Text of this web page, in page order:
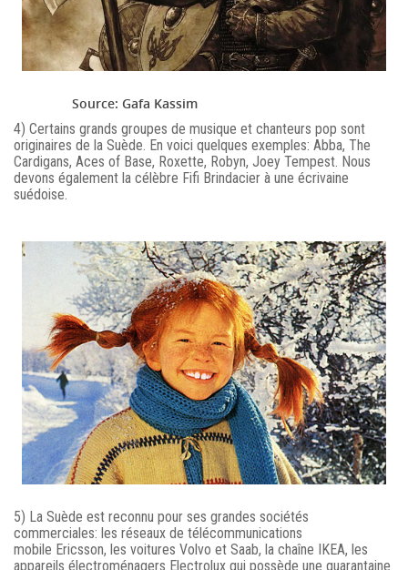
Source: Gafa Kassim
4) Certains grands groupes de musique et chanteurs pop sont
originaires de la Suède. En voici quelques exemples: Abba, The
Cardigans, Aces of Base, Roxette, Robyn, Joey Tempest. Nous
devons également la célèbre Fifi Brindacier à une écrivaine
suédoise.
5) La Suède est reconnu pour ses grandes sociétés
commerciales: les réseaux de télécommunications
mobile Ericsson, les voitures Volvo et Saab, la chaîne IKEA, les
appareils électroménagers Electrolux qui possède une quarantaine